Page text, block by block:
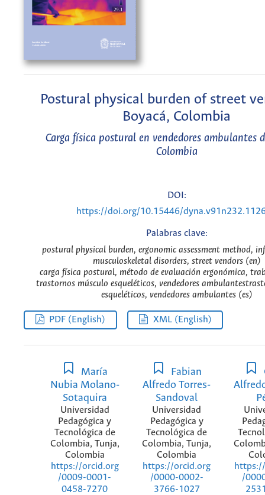
Postural physical burden of street
Boyacá, Colombia
Carga física postural en vendedores ambulantes
Colombia
DOI:
https://doi.org/10.15446/
Palabras clave:
postural physical burden, ergonomic assessment method,
musculoskeletal disorders, street vendors (en)
carga física postural, método de evaluación ergonómica,
trastornos músculo esqueléticos, vendedores
esqueléticos, vendedores ambulantes (es)
PDF (English) XML (English)
María
Nubia Molano-
Sotaquira
Universidad
Pedagógica y
Tecnológica de
Colombia, Tunja,
Colombia
https://orcid.org
/0009-0001-
0458-7270
Fabian
Alfredo Torres-
Sandoval
Universidad
Pedagógica y
Tecnológica de
Colombia, Tunja,
Colombia
https://orcid.org
/0000-0002-
3766-1027
/